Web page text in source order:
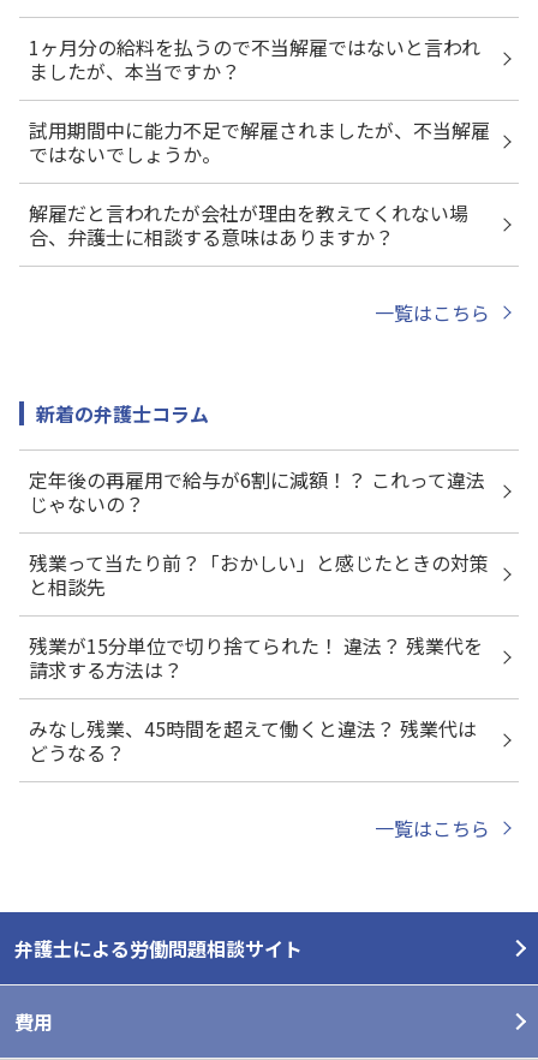
1ヶ月分の給料を払うので不当解雇ではないと言われ
ましたが、本当ですか？
試用期間中に能力不足で解雇されましたが、不当解雇
ではないでしょうか。
解雇だと言われたが会社が理由を教えてくれない場
合、弁護士に相談する意味はありますか？
一覧はこちら
新着の弁護士コラム
定年後の再雇用で給与が6割に減額！？ これって違法
じゃないの？
残業って当たり前？「おかしい」と感じたときの対策
と相談先
残業が15分単位で切り捨てられた！ 違法？ 残業代を
請求する方法は？
みなし残業、45時間を超えて働くと違法？ 残業代は
どうなる？
一覧はこちら
弁護士による労働問題相談サイト
費用